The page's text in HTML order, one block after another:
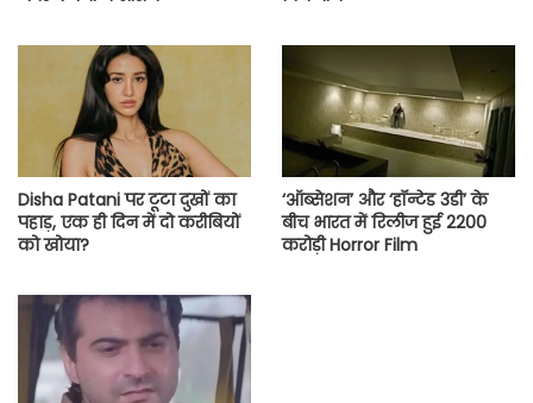
Disha Patani पर टूटा दुखों का
पहाड़, एक ही दिन में दो करीबियों
को खोया?
‘ऑब्सेशन’ और ‘हॉन्टेड 3डी’ के
बीच भारत में रिलीज हुई 2200
करोड़ी Horror Film